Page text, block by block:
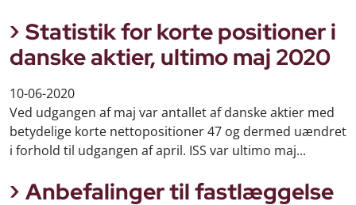
Statistik for korte positioner i
danske aktier, ultimo maj 2020
10-06-2020
Ved udgangen af maj var antallet af danske aktier med
betydelige korte nettopositioner 47 og dermed uændret
i forhold til udgangen af april. ISS var ultimo maj...
Anbefalinger til fastlæggelse